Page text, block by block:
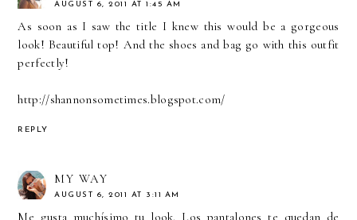
AUGUST 6, 2011 AT 1:45 AM
As soon as I saw the title I knew this would be a gorgeous
look! Beautiful top! And the shoes and bag go with this outfit
perfectly!
http://shannonsometimes.blogspot.com/
REPLY
MY WAY
AUGUST 6, 2011 AT 3:11 AM
Me gusta muchísimo tu look. Los pantalones te quedan de